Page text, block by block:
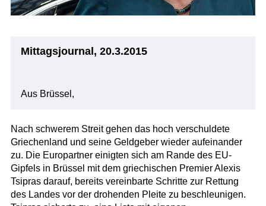
Mittagsjournal, 20.3.2015
Aus Brüssel,
Nach schwerem Streit gehen das hoch verschuldete
Griechenland und seine Geldgeber wieder aufeinander
zu. Die Europartner einigten sich am Rande des EU-
Gipfels in Brüssel mit dem griechischen Premier Alexis
Tsipras darauf, bereits vereinbarte Schritte zur Rettung
des Landes vor der drohenden Pleite zu beschleunigen.